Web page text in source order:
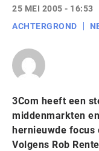
25 MEI 2005 - 16:53
ACHTERGROND
3Com heeft een
middenmarkten
hernieuwde
Volgens Rob